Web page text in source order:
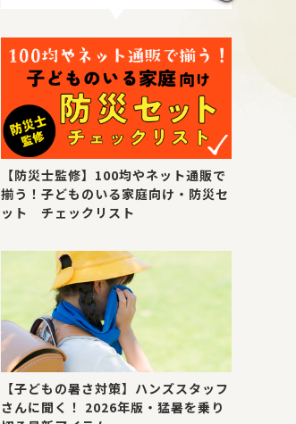
【防災士監修】100均やネット通販で
揃う！子どものいる家庭向け・防災セ
ット チェックリスト
【子どもの暑さ対策】ハンズスタッフ
さんに聞く！ 2026年版・猛暑を乗り